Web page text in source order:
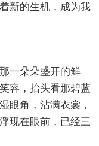
新的生机，成为我
一朵朵盛开的鲜
容，抬头看那碧蓝
眼角，沾满衣裳，
现在眼前，已经三